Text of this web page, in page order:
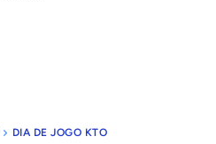
DIA DE JOGO KTO